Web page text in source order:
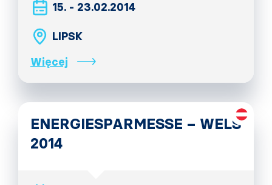
15. - 23.02.2014
LIPSK
Więcej
ENERGIESPARMESSE – WELS
2014